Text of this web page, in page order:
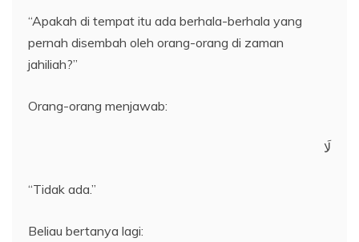
“Apakah di tempat itu ada berhala-berhala yang
pernah disembah oleh orang-orang di zaman
jahiliah?”
Orang-orang menjawab:
لَا
“Tidak ada.”
Beliau bertanya lagi: